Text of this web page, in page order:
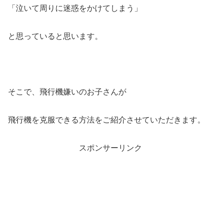
「泣いて周りに迷惑をかけてしまう」
と思っていると思います。
そこで、飛行機嫌いのお子さんが
飛行機を克服できる方法をご紹介させていただきます。
スポンサーリンク